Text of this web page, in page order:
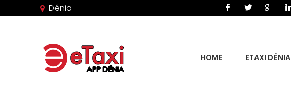
Dénia
HOME ETAXI DÉNIA